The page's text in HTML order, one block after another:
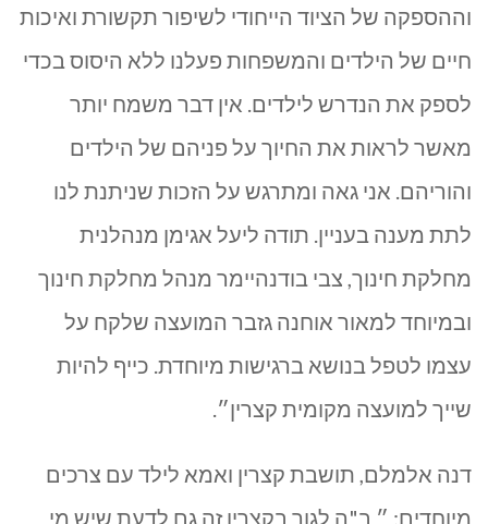
וההספקה של הציוד הייחודי לשיפור תקשורת ואיכות
חיים של הילדים והמשפחות פעלנו ללא היסוס בכדי
לספק את הנדרש לילדים. אין דבר משמח יותר
מאשר לראות את החיוך על פניהם של הילדים
והוריהם. אני גאה ומתרגש על הזכות שניתנת לנו
לתת מענה בעניין. תודה ליעל אגימן מנהלנית
מחלקת חינוך, צבי בודנהיימר מנהל מחלקת חינוך
ובמיוחד למאור אוחנה גזבר המועצה שלקח על
עצמו לטפל בנושא ברגישות מיוחדת. כייף להיות
שייך למועצה מקומית קצרין״.
דנה אלמלם, תושבת קצרין ואמא לילד עם צרכים
מיוחדים: ״ ב"ה לגור בקצרין זה גם לדעת שיש מי